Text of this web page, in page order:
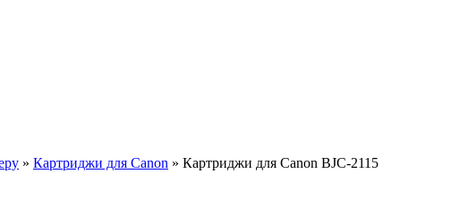
» Картриджи для Canon » Картриджи для Canon BJC-2115